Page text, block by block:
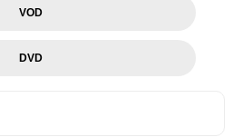
VOD
DVD